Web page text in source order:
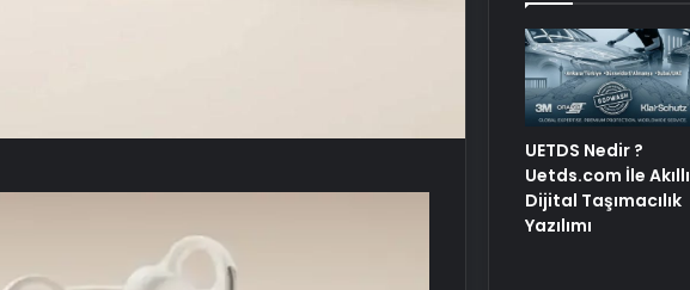
UETDS Nedir ?
Uetds.com İle Akıllı
Dijital Taşımacılık
Yazılımı